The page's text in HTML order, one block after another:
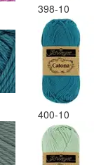
398-10
400-10